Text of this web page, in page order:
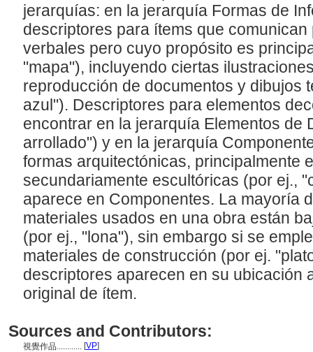
jerarquías: en la jerarquía Formas de
descriptores para ítems que
verbales pero cuyo propósito es
"mapa"), incluyendo ciertas
reproducción de documentos y dibujos
azul"). Descriptores para elementos
encontrar en la jerarquía Elementos de
arrollado") y en la jerarquía
formas arquitectónicas, principalmente
secundariamente escultóricas (por ej.,
aparece en Componentes. La mayoría
materiales usados en una obra están
(por ej., "lona"), sin embargo si se
materiales de construcción (por ej.
descriptores aparecen en su ubicación
original de ítem.
Sources and Contributors:
視覺作品............ [VP]